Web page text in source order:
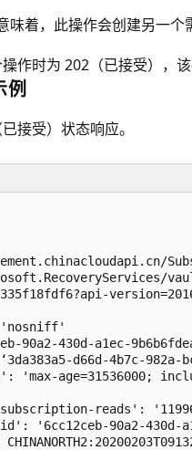
味着，此操作会创建另一个
作时为 202（已接受），
例
接受）状态响应。
'nosniff'
430d-a1ec-
d66d-4b7c-982a-
age=31536000;
reads':
'6cc12ceb-90a2-430d-